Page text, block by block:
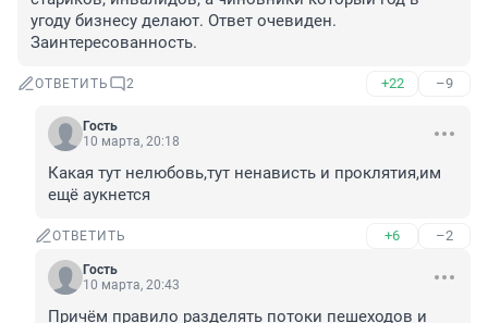
угоду бизнесу делают. Ответ очевиден.
Заинтересованность.
ОТВЕТИТЬ 2 +22 –9
Гость
10 марта, 20:18
Какая тут нелюбовь,тут ненависть и проклятия,им
ещё аукнется
ОТВЕТИТЬ +6 –2
Гость
10 марта, 20:43
Причём правило разделять потоки пешеходов и